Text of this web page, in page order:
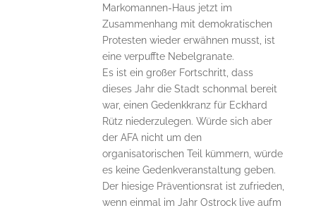
Markomannen-Haus jetzt im
Zusammenhang mit demokratischen
Protesten wieder erwähnen musst, ist
eine verpuffte Nebelgranate.
Es ist ein großer Fortschritt, dass
dieses Jahr die Stadt schonmal bereit
war, einen Gedenkkranz für Eckhard
Rütz niederzulegen. Würde sich aber
der AFA nicht um den
organisatorischen Teil kümmern, würde
es keine Gedenkveranstaltung geben.
Der hiesige Präventionsrat ist zufrieden,
wenn einmal im Jahr Ostrock live aufm